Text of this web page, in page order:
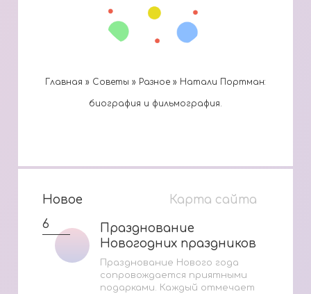
Главная » Cоветы » Разное» Натали Портман:
биография и фильмография.
Новое
Карта сайта
6
Празднование
Новогодних праздников
Празднование
Новогодних праздников
Празднование Нового года
сопровождается приятными
подарками. Каждый отмечает